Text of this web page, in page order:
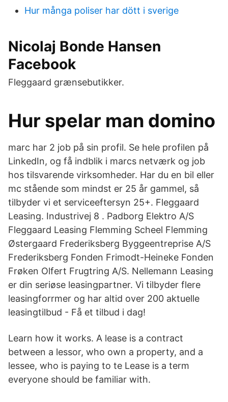
Hur många poliser har dött i sverige
Nicolaj Bonde Hansen
Facebook
Fleggaard grænsebutikker.
Hur spelar man domino
marc har 2 job på sin profil. Se hele profilen på
LinkedIn, og få indblik i marcs netværk og job
hos tilsvarende virksomheder. Har du en bil eller
mc stående som mindst er 25 år gammel, så
tilbyder vi et serviceeftersyn 25+. Fleggaard
Leasing. Industrivej 8 . Padborg Elektro A/S
Fleggaard Leasing Flemming Scheel Flemming
Østergaard Frederiksberg Byggeentreprise A/S
Frederiksberg Fonden Frimodt-Heineke Fonden
Frøken Olfert Frugtring A/S. Nellemann Leasing
er din seriøse leasingpartner. Vi tilbyder flere
leasingforrmer og har altid over 200 aktuelle
leasingtilbud - Få et tilbud i dag!
Learn how it works. A lease is a contract
between a lessor, who own a property, and a
lessee, who is paying to te Lease is a term
everyone should be familiar with.